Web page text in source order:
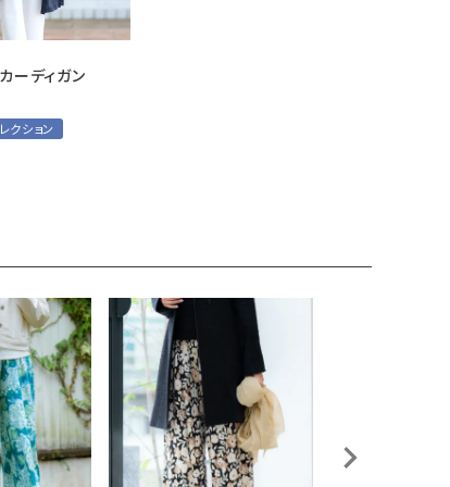
ーディガン
クション